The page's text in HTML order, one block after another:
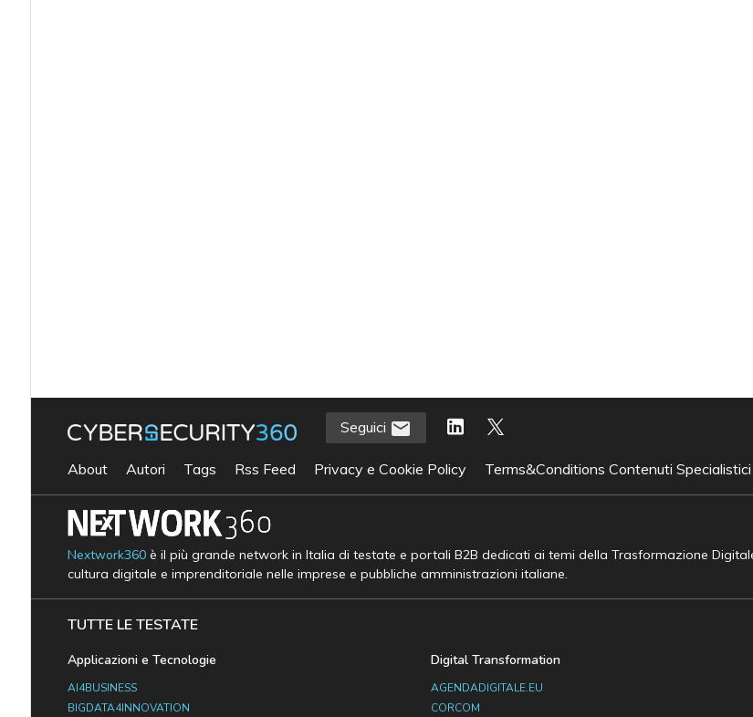
Seguici
About Autori Tags Rss Feed Privacy e Cookie Policy Terms&Conditions Contenuti Specialistici
Nextwork360è il più grande network in Italia di testate e portali B2B dedicati ai temi della Trasformazione
cultura digitale e imprenditoriale nelle imprese e pubbliche amministrazioni italiane.
TUTTE LE TESTATE
Applicazioni e Tecnologie
AI4BUSINESS
BIGDATA4INNOVATION
Digital Transformation
AGENDADIGITALE.EU
CORCOM